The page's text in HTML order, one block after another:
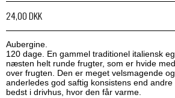
24,00 DKK
Aubergine.
120 dage. En gammel traditionel italiensk
næsten helt runde frugter, som er hvide
over frugten. Den er meget velsmagende
anderledes god saftig konsistens end
bedst i drivhus, hvor den får varme.